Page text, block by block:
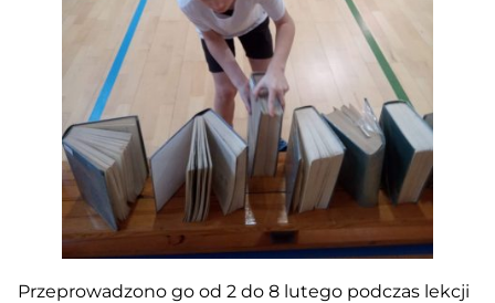
Przeprowadzono go od 2 do 8 lutego podczas lekcji